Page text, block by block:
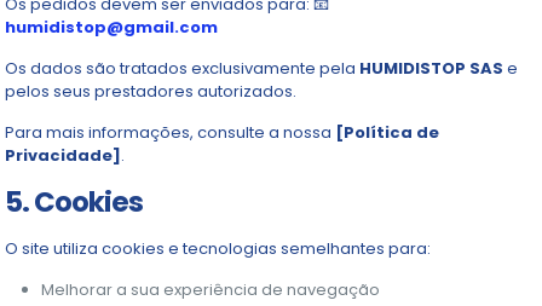
humidistop@gmail.com
Os dados são tratados exclusivamente pela HUMIDISTOP SAS e
pelos seus prestadores autorizados.
Para mais informações, consulte a nossa [Política de
Privacidade].
5. Cookies
O site utiliza cookies e tecnologias semelhantes para:
Melhorar a sua experiência de navegação